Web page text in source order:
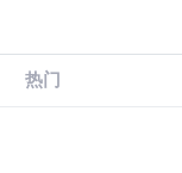
热门